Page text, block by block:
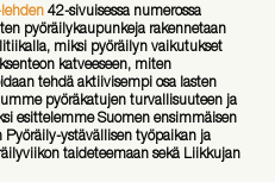
42-sivuisessa numerossa
pyöräilykaupunkeja rakennetaan
miksi pyöräilyn vaikutukset
katveeseen, miten
tehdä aktiivisempi osa lasten
pyöräkatujen turvallisuuteen ja
esittelemme Suomen ensimmäisen
Pyöräily-ystävällisen työpaikan ja
taideteemaan sekä Liikkujan